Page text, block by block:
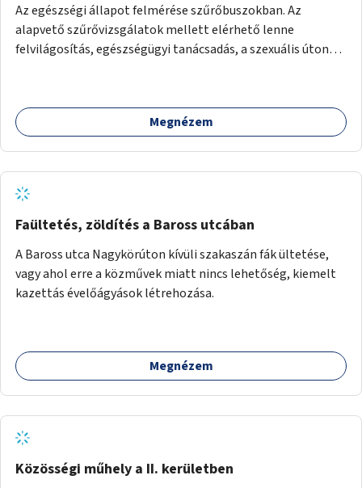
Az egészségi állapot felmérése szűrőbuszokban. Az
alapvető szűrővizsgálatok mellett elérhető lenne
felvilágosítás, egészségügyi tanácsadás, a szexuális úton
Megnézem
Faültetés, zöldítés a Baross utcában
A Baross utca Nagykörúton kívüli szakaszán fák ültetése,
vagy ahol erre a közművek miatt nincs lehetőség, kiemelt
kazettás évelőágyások létrehozása.
Megnézem
Közösségi műhely a II. kerületben